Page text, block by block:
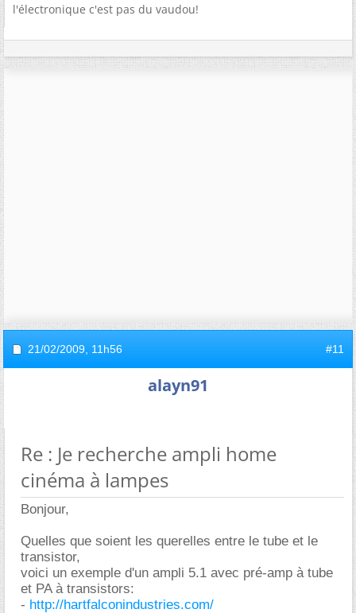
l'électronique c'est pas du vaudou!
21/02/2009, 11h56 #11
alayn91
Re : Je recherche ampli home
cinéma à lampes
Bonjour,
Quelles que soient les querelles entre le tube et le
transistor,
voici un exemple d'un ampli 5.1 avec pré-amp à tube
et PA à transistors:
- http://hartfalconindustries.com/